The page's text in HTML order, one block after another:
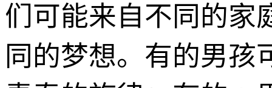
们可能来自不同的家
同的梦想。有的男孩